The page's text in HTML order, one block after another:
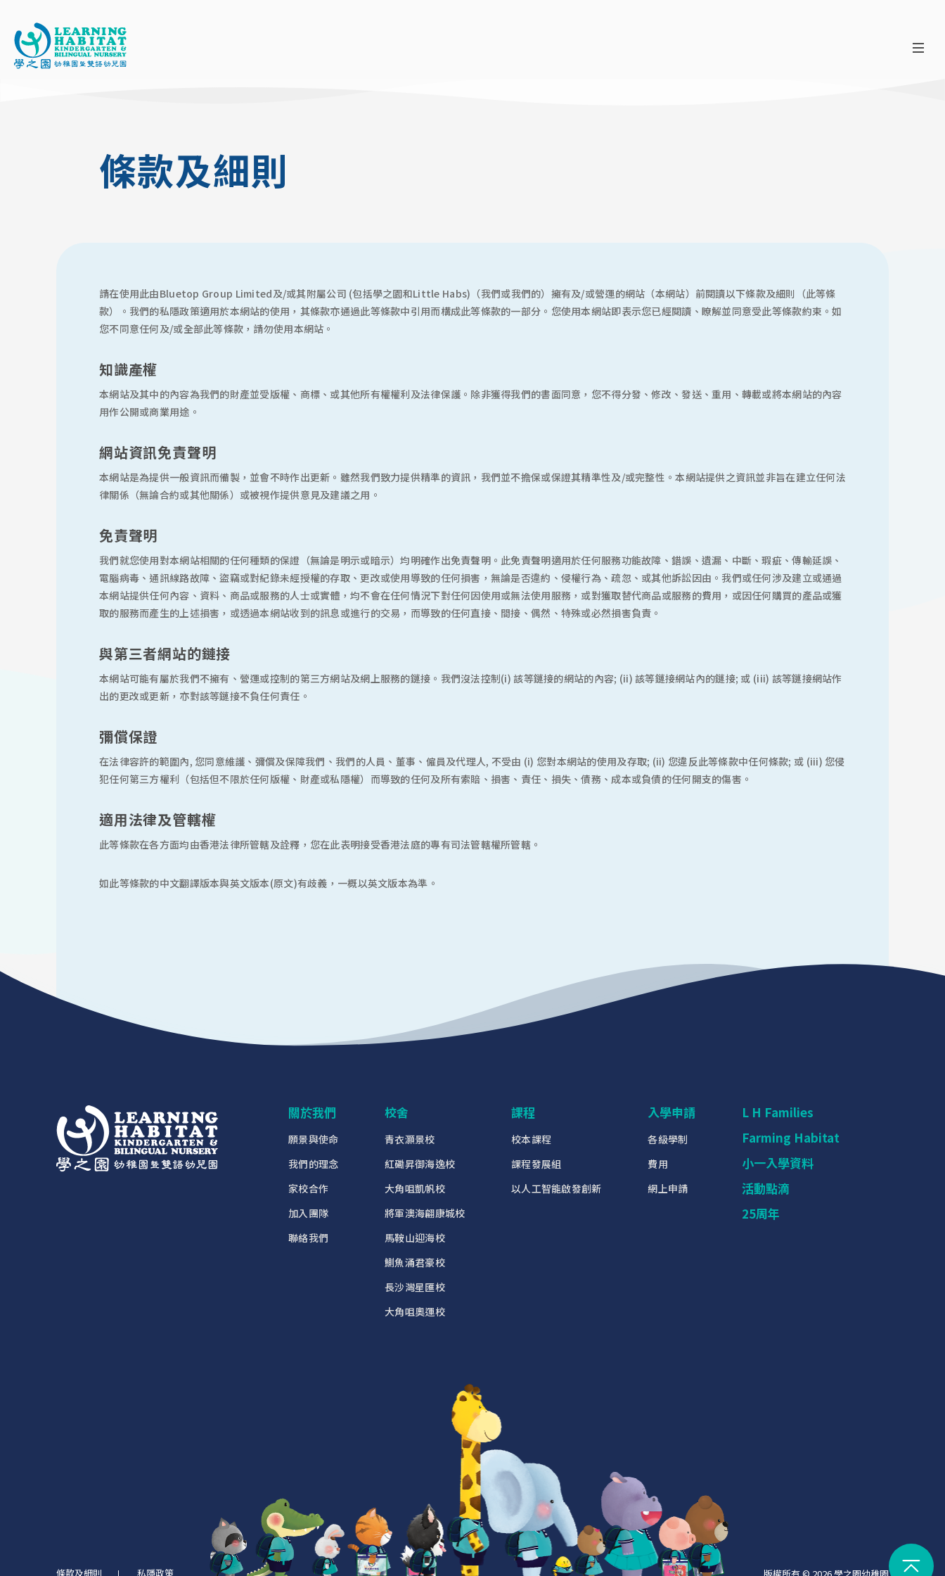
條款及細則
請在使用此由Bluetop Group Limited及/或其附屬公司 (包括學之園和Little Habs)（我們或我們的）擁有及/或營運的網站（本網站）前閱讀以下條款及細則（此等條
款）。我們的私隱政策適用於本網站的使用，其條款亦通過此等條款中引用而構成此等條款的一部分。您使用本網站即表示您已經閱讀、瞭解並同意受此等條款約束。如
您不同意任何及/或全部此等條款，請勿使用本網站。
知識產權
本網站及其中的內容為我們的財產並受版權、商標、或其他所有權權利及法律保護。除非獲得我們的書面同意，您不得分發、修改、發送、重用、轉載或將本網站的內容
用作公開或商業用途。
網站資訊免責聲明
本網站是為提供一般資訊而備製，並會不時作出更新。雖然我們致力提供精準的資訊，我們並不擔保或保證其精準性及/或完整性。本網站提供之資訊並非旨在建立任何法
律關係（無論合約或其他關係）或被視作提供意見及建議之用。
免責聲明
我們就您使用對本網站相關的任何種類的保證（無論是明示或暗示）均明確作出免責聲明。此免責聲明適用於任何服務功能故障、錯誤、遺漏、中斷、瑕疵、傳輸延誤、
電腦病毒、通訊線路故障、盜竊或對紀錄未經授權的存取、更改或使用導致的任何損害，無論是否違約、侵權行為、疏忽、或其他訴訟因由。我們或任何涉及建立或通過
本網站提供任何內容、資料、商品或服務的人士或實體，均不會在任何情況下對任何因使用或無法使用服務，或對獲取替代商品或服務的費用，或因任何購買的產品或獲
取的服務而產生的上述損害，或透過本網站收到的訊息或進行的交易，而導致的任何直接、間接、偶然、特殊或必然損害負責。
與第三者網站的鏈接
本網站可能有屬於我們不擁有、營運或控制的第三方網站及網上服務的鏈接。我們沒法控制(i) 該等鏈接的網站的內容; (ii) 該等鏈接網站內的鏈接; 或 (iii) 該等鏈接網站作
出的更改或更新，亦對該等鏈接不負任何責任。
彌償保證
在法律容許的範圍內, 您同意維護、彌償及保障我們、我們的人員、董事、僱員及代理人, 不受由 (i) 您對本網站的使用及存取; (ii) 您違反此等條款中任何條款; 或 (iii) 您侵
犯任何第三方權利（包括但不限於任何版權、財產或私隱權）而導致的任何及所有索賠、損害、責任、損失、債務、成本或負債的任何開支的傷害。
適用法律及管轄權
此等條款在各方面均由香港法律所管轄及詮釋，您在此表明接受香港法庭的專有司法管轄權所管轄。
如此等條款的中文翻譯版本與英文版本(原文)有歧義，一概以英文版本為準。
關於我們
願景與使命
我們的理念
家校合作
加入團隊
聯絡我們
校舍
青衣灝景校
紅磡昇御海逸校
大角咀凱帆校
將軍澳海翩康城校
馬鞍山迎海校
鰂魚涌君豪校
長沙灣星匯校
大角咀奧運校
課程
校本課程
課程發展組
以人工智能啟發創新
入學申請
各級學制
費用
網上申請
L H Families
Farming Habitat
小一入學資料
活動點滴
25周年
條款及細則 私隱政策 版權所有 © 2026 學之園幼稚園